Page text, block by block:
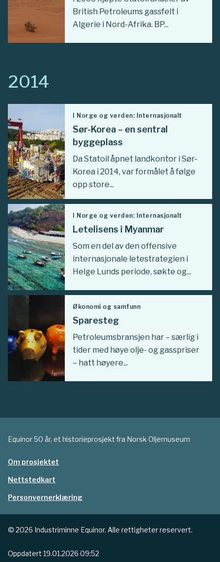
British Petroleums gassfelt i
Algerie i Nord-Afrika. BP...
2014
I Norge og verden: Internasjonalt
Sør-Korea – en sentral
byggeplass
Da Statoil åpnet landkontor i Sør-
Korea i 2014, var formålet å følge
opp store...
I Norge og verden: Internasjonalt
Letelisens i Myanmar
Som en del av den offensive
internasjonale letestrategien i
Helge Lunds periode, søkte og...
Økonomi og samfunn
Sparesteg
Petroleumsbransjen har – særlig i
tider med høye olje- og gasspriser
– hatt høyere...
Equinor 50 år, et historieprosjekt fra Norsk Oljemuseum
Om prosjektet
Nettstedkart
Personvernerklæring
© 2026 Industriminne Equinor. Alle rettigheter reservert.
Oppdatert 19.01.2026 09:52